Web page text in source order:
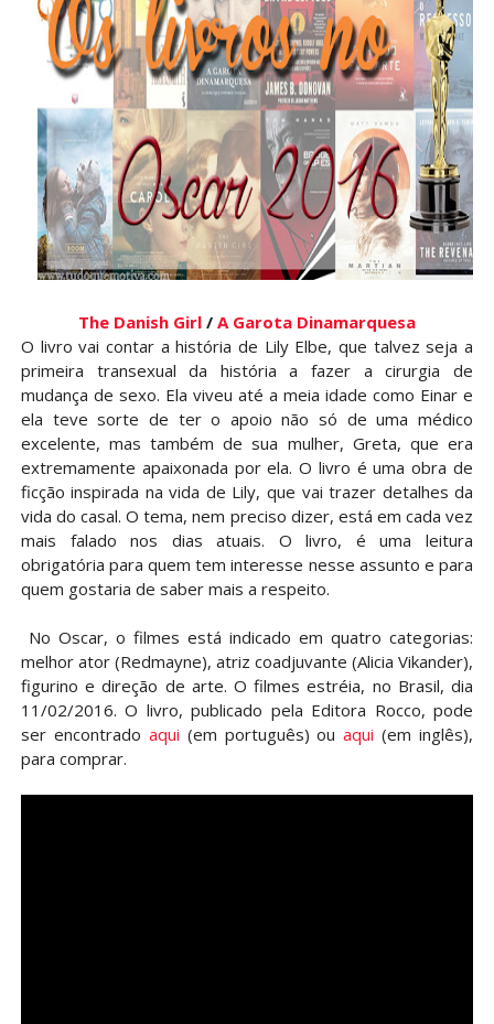
The Danish Girl / A Garota Dinamarquesa
O livro vai contar a história de Lily Elbe, que talvez seja a
primeira transexual da história a fazer a cirurgia de
mudança de sexo. Ela viveu até a meia idade como Einar e
ela teve sorte de ter o apoio não só de uma médico
excelente, mas também de sua mulher, Greta, que era
extremamente apaixonada por ela. O livro é uma obra de
ficção inspirada na vida de Lily, que vai trazer detalhes da
vida do casal. O tema, nem preciso dizer, está em cada vez
mais falado nos dias atuais. O livro, é uma leitura
obrigatória para quem tem interesse nesse assunto e para
quem gostaria de saber mais a respeito.
No Oscar, o filmes está indicado em quatro categorias:
melhor ator (Redmayne), atriz coadjuvante (Alicia Vikander),
figurino e direção de arte. O filmes estréia, no Brasil, dia
11/02/2016. O livro, publicado pela Editora Rocco, pode
ser encontrado aqui (em português) ouaqui (em inglês),
para comprar.